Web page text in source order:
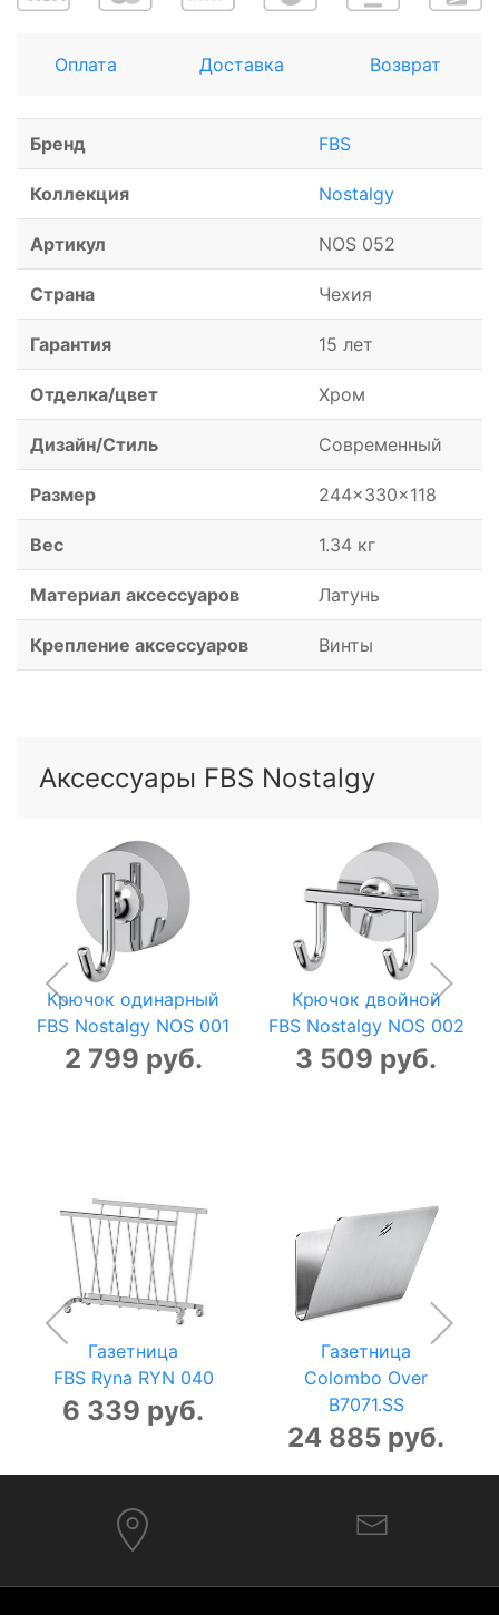
Оплата Доставка Возврат
Бренд FBS
Коллекция Nostalgy
Артикул NOS 052
Страна Чехия
Гарантия 15 лет
Отделка/цвет Хром
Дизайн/Стиль Современный
Размер 244x330x118
Вес 1.34 кг
Материал аксессуаров Латунь
Крепление аксессуаров Винты
Аксессуары FBS Nostalgy
Крючок одинарный
FBS Nostalgy NOS 001
2 799 руб.
Крючок двойной
FBS Nostalgy NOS 002
3 509 руб.
Газетница
FBS Ryna RYN 040
6 339 руб.
Газетница
Colombo Over
B7071.SS
24 885 руб.